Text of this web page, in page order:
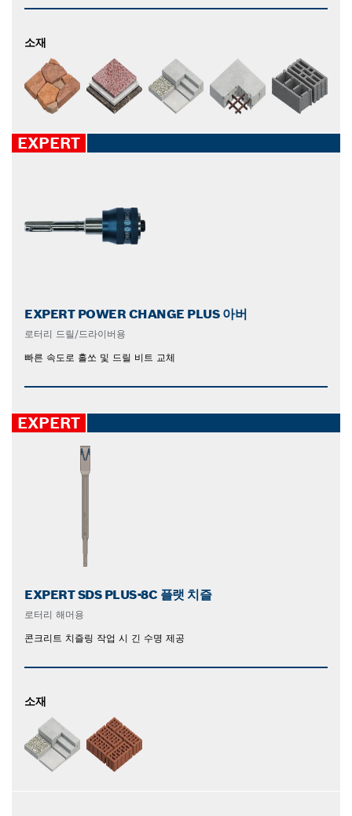
소재
EXPERT
EXPERT POWER CHANGE PLUS 아버
로터리 드릴/드라이버용
빠른 속도로 홀쏘 및 드릴 비트 교체
EXPERT
EXPERT SDS PLUS-8C 플랫 치즐
로터리 해머용
콘크리트 치즐링 작업 시 긴 수명 제공
소재